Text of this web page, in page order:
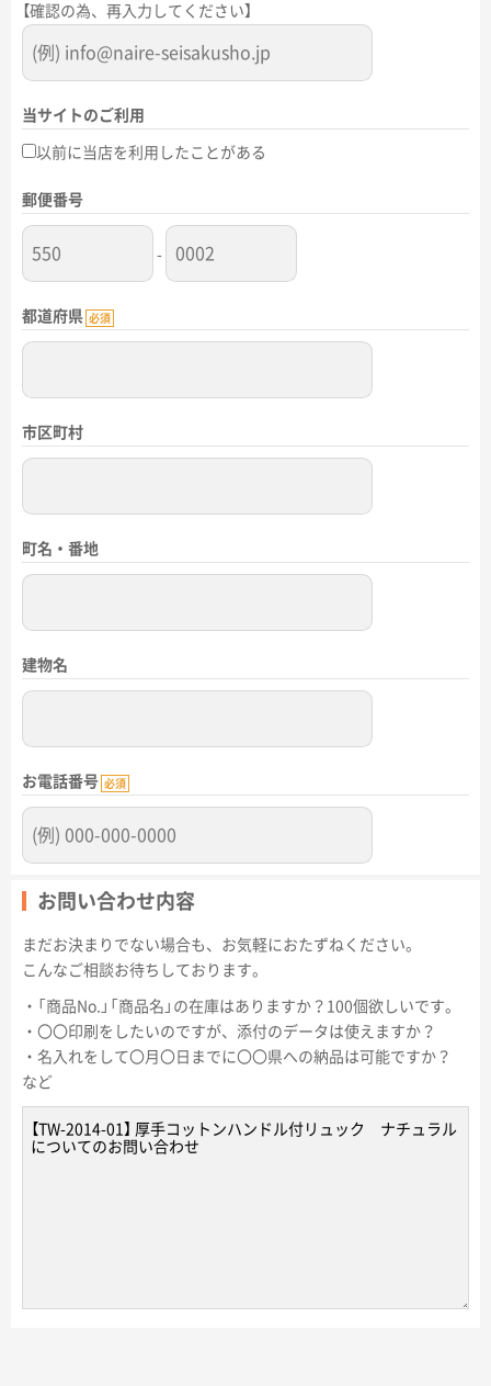
【確認の為、再入力してください】
当サイトのご利用
以前に当店を利用したことがある
郵便番号
-
都道府県 必須
市区町村
町名・番地
建物名
お電話番号 必須
お問い合わせ内容
まだお決まりでない場合も、お気軽におたずねください。
こんなご相談お待ちしております。
・「商品No.」「商品名」の在庫はありますか？100個欲しいです。
・〇〇印刷をしたいのですが、添付のデータは使えますか？
・名入れをして〇月〇日までに〇〇県への納品は可能ですか？
など